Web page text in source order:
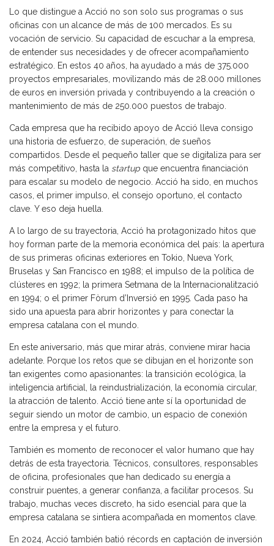
Lo que distingue a Acció no son solo sus programas o sus
oficinas con un alcance de más de 100 mercados. Es su
vocación de servicio. Su capacidad de escuchar a la empresa,
de entender sus necesidades y de ofrecer acompañamiento
estratégico. En estos 40 años, ha ayudado a más de 375.000
proyectos empresariales, movilizando más de 28.000 millones
de euros en inversión privada y contribuyendo a la creación o
mantenimiento de más de 250.000 puestos de trabajo.
Cada empresa que ha recibido apoyo de Acció lleva consigo
una historia de esfuerzo, de superación, de sueños
compartidos. Desde el pequeño taller que se digitaliza para ser
más competitivo, hasta la startup que encuentra financiación
para escalar su modelo de negocio. Acció ha sido, en muchos
casos, el primer impulso, el consejo oportuno, el contacto
clave. Y eso deja huella.
A lo largo de su trayectoria, Acció ha protagonizado hitos que
hoy forman parte de la memoria económica del país: la apertura
de sus primeras oficinas exteriores en Tokio, Nueva York,
Bruselas y San Francisco en 1988; el impulso de la política de
clústeres en 1992; la primera Setmana de la Internacionalització
en 1994; o el primer Fòrum d’Inversió en 1995. Cada paso ha
sido una apuesta para abrir horizontes y para conectar la
empresa catalana con el mundo.
En este aniversario, más que mirar atrás, conviene mirar hacia
adelante. Porque los retos que se dibujan en el horizonte son
tan exigentes como apasionantes: la transición ecológica, la
inteligencia artificial, la reindustrialización, la economía circular,
la atracción de talento. Acció tiene ante sí la oportunidad de
seguir siendo un motor de cambio, un espacio de conexión
entre la empresa y el futuro.
También es momento de reconocer el valor humano que hay
detrás de esta trayectoria. Técnicos, consultores, responsables
de oficina, profesionales que han dedicado su energía a
construir puentes, a generar confianza, a facilitar procesos. Su
trabajo, muchas veces discreto, ha sido esencial para que la
empresa catalana se sintiera acompañada en momentos clave.
En 2024, Acció también batió récords en captación de inversión